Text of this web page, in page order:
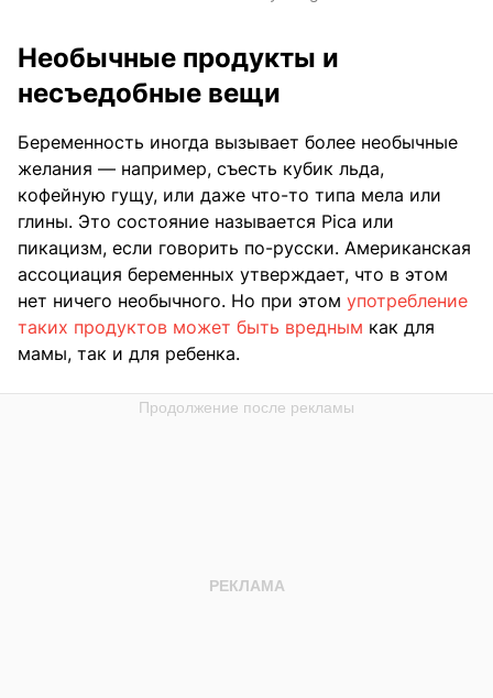
Необычные продукты и
несъедобные вещи
Беременность иногда вызывает более необычные
желания — например, съесть кубик льда,
кофейную гущу, или даже что-то типа мела или
глины. Это состояние называется Pica или
пикацизм, если говорить по-русски. Американская
ассоциация беременных утверждает, что в этом
нет ничего необычного. Но при этом употребление
таких продуктов может быть вредным как для
мамы, так и для ребенка.